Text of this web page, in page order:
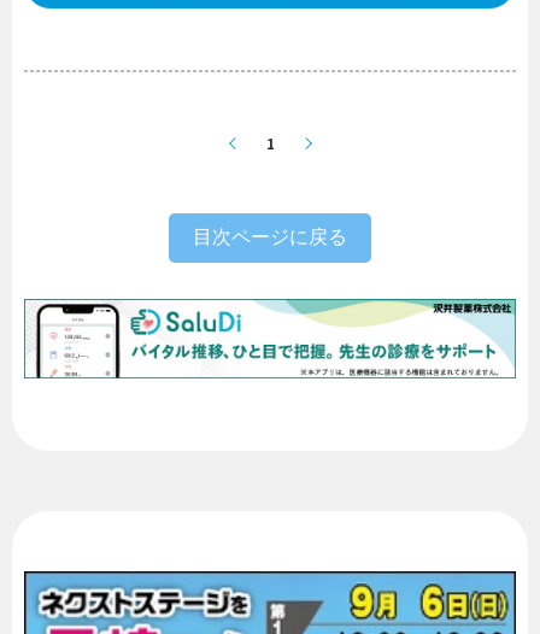
1
目次ページに戻る